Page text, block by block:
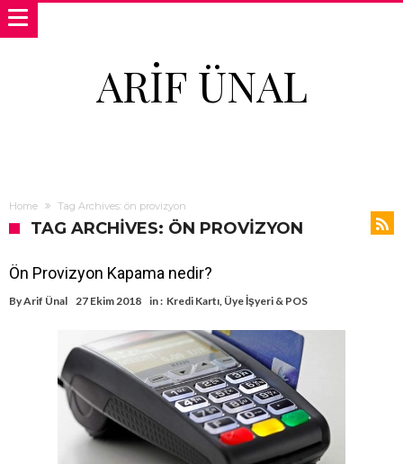
ARIF ÜNAL
Home Tag Archives: ön provizyon
TAG ARCHIVES: ÖN PROVIZYON
Ön Provizyon Kapama nedir?
ByArif Ünal 27 Ekim 2018 in : Kredi Kartı, Üye İşyeri & POS